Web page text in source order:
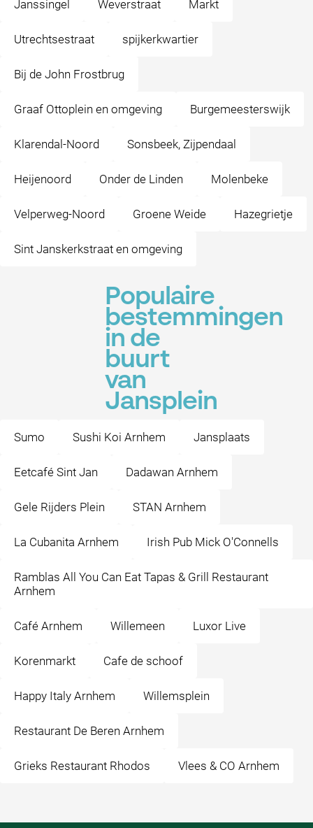
Janssingel Weverstraat Markt
Utrechtsestraat spijkerkwartier
Bij de John Frostbrug
Graaf Ottoplein en omgeving Burgemeesterswijk
Klarendal-Noord Sonsbeek, Zijpendaal
Heijenoord Onder de Linden Molenbeke
Velperweg-Noord Groene Weide Hazegrietje
Sint Janskerkstraat en omgeving
Populaire
bestemmingen
in de
buurt
van
Jansplein
Sumo Sushi Koi Arnhem Jansplaats
Eetcafé Sint Jan Dadawan Arnhem
Gele Rijders Plein STAN Arnhem
La Cubanita Arnhem Irish Pub Mick O'Connells
Ramblas All You Can Eat Tapas & Grill Restaurant
Arnhem
Café Arnhem Willemeen Luxor Live
Korenmarkt Cafe de schoof
Happy Italy Arnhem Willemsplein
Restaurant De Beren Arnhem
Grieks Restaurant Rhodos Vlees & CO Arnhem